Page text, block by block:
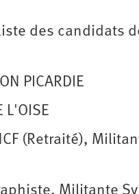
des candidats
PICARDIE
L'OISE
(Retraité),